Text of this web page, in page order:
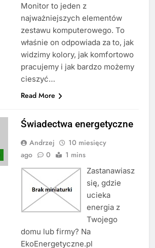
Monitor to jeden z
najważniejszych elementów
zestawu komputerowego. To
właśnie on odpowiada za to, jak
widzimy kolory, jak komfortowo
pracujemy i jak bardzo możemy
cieszyć…
Read More
Świadectwa energetyczne
Andrzej
10 miesięcy
ago
0 1 mins
Zastanawiasz
się, gdzie
ucieka
energia z
Twojego
domu lub firmy? Na
EkoEnergetyczne.pl